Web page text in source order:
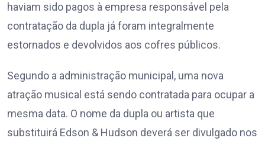
haviam sido pagos à empresa responsável pela
contratação da dupla já foram integralmente
estornados e devolvidos aos cofres públicos.
Segundo a administração municipal, uma nova
atração musical está sendo contratada para ocupar a
mesma data. O nome da dupla ou artista que
substituirá Edson & Hudson deverá ser divulgado nos